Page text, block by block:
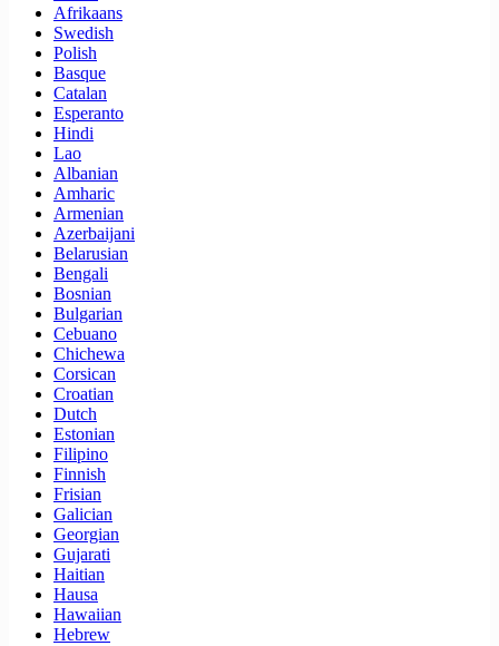
Afrikaans
Swedish
Polish
Basque
Catalan
Esperanto
Hindi
Lao
Albanian
Amharic
Armenian
Azerbaijani
Belarusian
Bengali
Bosnian
Bulgarian
Cebuano
Chichewa
Corsican
Croatian
Dutch
Estonian
Filipino
Finnish
Frisian
Galician
Georgian
Gujarati
Haitian
Hausa
Hawaiian
Hebrew